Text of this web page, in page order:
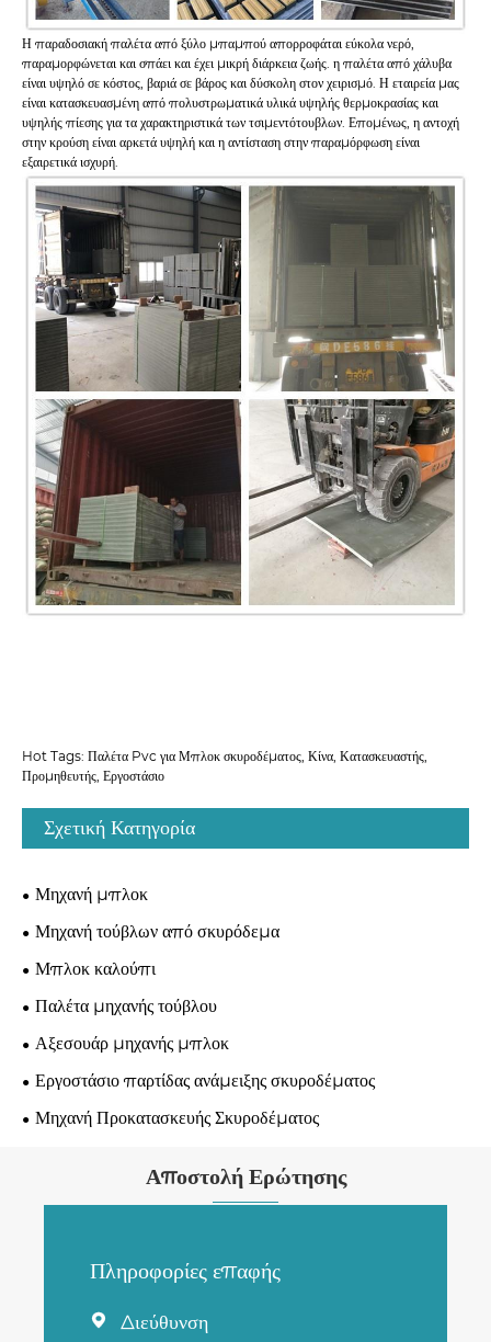
Η παραδοσιακή παλέτα από ξύλο μπαμπού απορροφάται εύκολα νερό,
παραμορφώνεται και σπάει και έχει μικρή διάρκεια ζωής. η παλέτα από χάλυβα
είναι υψηλό σε κόστος, βαριά σε βάρος και δύσκολη στον χειρισμό. Η εταιρεία μας
είναι κατασκευασμένη από πολυστρωματικά υλικά υψηλής θερμοκρασίας και
υψηλής πίεσης για τα χαρακτηριστικά των τσιμεντότουβλων. Επομένως, η αντοχή
στην κρούση είναι αρκετά υψηλή και η αντίσταση στην παραμόρφωση είναι
εξαιρετικά ισχυρή.
Hot Tags: Παλέτα Pvc για Μπλοκ σκυροδέματος, Κίνα, Κατασκευαστής,
Προμηθευτής, Εργοστάσιο
Σχετική Κατηγορία
Μηχανή μπλοκ
Μηχανή τούβλων από σκυρόδεμα
Μπλοκ καλούπι
Παλέτα μηχανής τούβλου
Αξεσουάρ μηχανής μπλοκ
Εργοστάσιο παρτίδας ανάμειξης σκυροδέματος
Μηχανή Προκατασκευής Σκυροδέματος
Αποστολή Ερώτησης
Πληροφορίες επαφής
 Διεύθυνση